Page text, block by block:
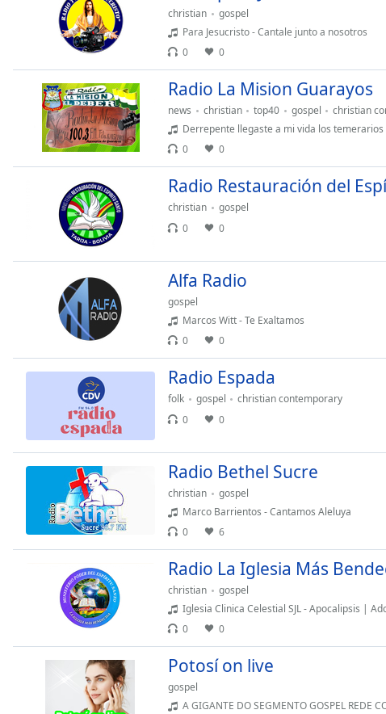
Beginning
window.
Escape
Opacity
Background
Color
Caption
Background
Opacity
christian
gospel
Para Jesucristo - Cantale junto a nosotros
0
0
Radio La Mision Guarayos
news christian top40 gospel
christian
Derrepente llegaste a mi vida los temerarios
0
0
Radio Restauración del
christian
gospel
0
0
Alfa Radio
gospel
Marcos Witt - Te Exaltamos
0
0
Radio Espada
folk gospel
christian contemporary
0
0
Radio Bethel Sucre
christian
gospel
Marco Barrientos - Cantamos Aleluya
0
6
Radio La Iglesia Más
christian
gospel
Iglesia Clinica Celestial SJL - Apocalipsis |
0
0
Potosí on live
gospel
A GIGANTE DO SEGMENTO GOSPEL REDE CONTINENTAL LIVE COM MAIS DE 1.577 RÁDIOS